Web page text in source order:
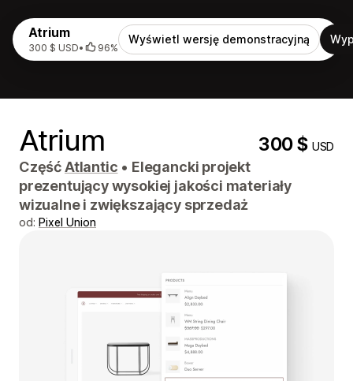
Atrium
300 $ USD• 96%
Wyświetl wersję demonstracyjną
Atrium 300 $USD
CzęśćAtlantic • Elegancki projekt
prezentujący wysokiej jakości materiały
wizualne i zwiększający sprzedaż
od: Pixel Union